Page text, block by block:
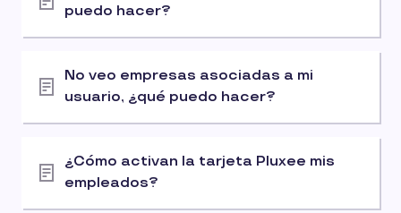
puedo hacer?
No veo empresas asociadas a mi
usuario, ¿qué puedo hacer?
¿Cómo activan la tarjeta Pluxee mis
empleados?